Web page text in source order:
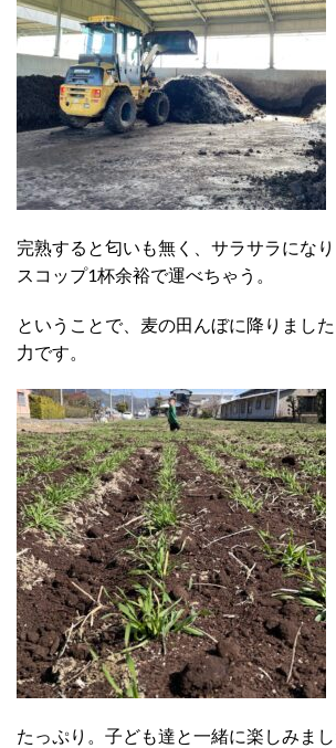
完熟すると匂いも無く、サラサラにな
スコップ1杯余裕で運べちゃう。
ということで、麦の田んぼに降りまし
力です。
たっぷり。子ども達と一緒に楽しみまし